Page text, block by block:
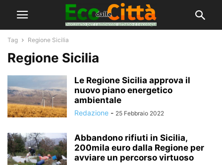
Tag Regione Sicilia
Regione Sicilia
Le Regione Sicilia approva il
nuovo piano energetico
ambientale
Redazione - 25 Febbraio 2022
Abbandono rifiuti in Sicilia,
200mila euro dalla Regione per
avviare un percorso virtuoso